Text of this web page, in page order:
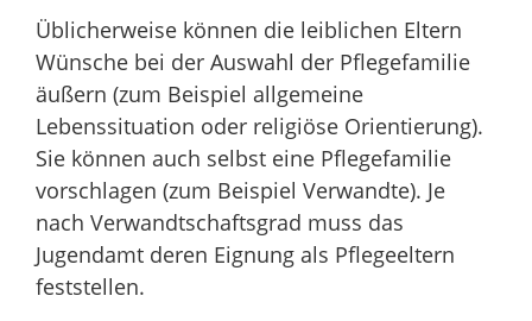
Üblicherweise können die leiblichen Eltern
Wünsche bei der Auswahl der Pflegefamilie
äußern (zum Beispiel allgemeine
Lebenssituation oder religiöse Orientierung).
Sie können auch selbst eine Pflegefamilie
vorschlagen (zum Beispiel Verwandte). Je
nach Verwandtschaftsgrad muss das
Jugendamt deren Eignung als Pflegeeltern
feststellen.